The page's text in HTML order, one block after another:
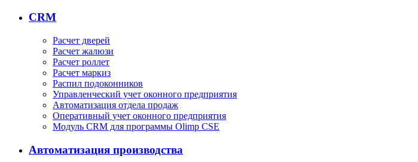
CRM
Расчет дверей
Расчет жалюзи
Расчет роллет
Расчет маркиз
Распил подоконников
Управленческий учет оконного предприятия
Автоматизация отдела продаж
Оперативный учет оконного предприятия
Модуль CRM для программы Olimp CSE
Автоматизация производства